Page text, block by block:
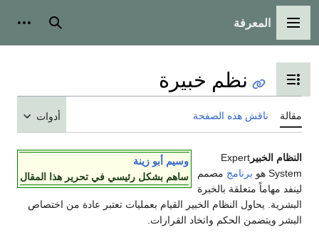
القائمة الرئيسية
المعرفة بحث
تبديل عرض جدول المحتويات
نظم خبيرة
مقالة ناقش هذه الصفحة أدوات
وسيم أبو زينة
ساهم بشكل رئيسي في تحرير هذا المقال
النظام الخبير Expert
System هو
برنامج مصمم
لينفد مهاماً متعلقة بالخبرة
البشرية. يحاول النظام الخبير القيام بعمليات تعتبر عادة من اختصاص
البشر ويتضمن الحكم واتخاد القرارات.